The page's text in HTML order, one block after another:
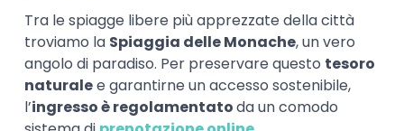
Tra le spiagge libere più apprezzate della città
troviamo la Spiaggia delle Monache, un vero
angolo di paradiso. Per preservare questo tesoro
naturalee garantirne un accesso sostenibile,
l’ingresso è regolamentatoda un comodo